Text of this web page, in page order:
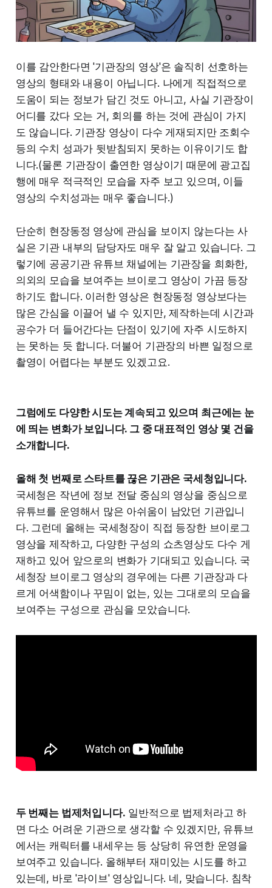
이를 감안한다면 '기관장의 영상'은 솔직히 선호하는
영상의 형태와 내용이 아닙니다. 나에게 직접적으로
도움이 되는 정보가 담긴 것도 아니고, 사실 기관장이
어디를 갔다 오는 거, 회의를 하는 것에 관심이 가지
도 않습니다. 기관장 영상이 다수 게재되지만 조회수
등의 수치 성과가 뒷받침되지 못하는 이유이기도 합
니다.(물론 기관장이 출연한 영상이기 때문에 광고집
행에 매우 적극적인 모습을 자주 보고 있으며, 이들
영상의 수치성과는 매우 좋습니다.)
단순히 현장동정 영상에 관심을 보이지 않는다는 사
실은 기관 내부의 담당자도 매우 잘 알고 있습니다. 그
렇기에 공공기관 유튜브 채널에는 기관장을 희화한,
의외의 모습을 보여주는 브이로그 영상이 가끔 등장
하기도 합니다. 이러한 영상은 현장동정 영상보다는
많은 간심을 이끌어 낼 수 있지만, 제작하는데 시간과
공수가 더 들어간다는 단점이 있기에 자주 시도하지
는 못하는 듯 합니다. 더불어 기관장의 바쁜 일정으로
촬영이 어렵다는 부분도 있겠고요.
그럼에도 다양한 시도는 계속되고 있으며 최근에는 눈
에 띄는 변화가 보입니다. 그 중 대표적인 영상 몇 건을
소개합니다.
올해 첫 번째로 스타트를 끊은 기관은 국세청입니다.
국세청은 작년에 정보 전달 중심의 영상을 중심으로
유튜브를 운영해서 많은 아쉬움이 남았던 기관입니
다. 그런데 올해는 국세청장이 직접 등장한 브이로그
영상을 제작하고, 다양한 구성의 쇼츠영상도 다수 게
재하고 있어 앞으로의 변화가 기대되고 있습니다. 국
세청장 브이로그 영상의 경우에는 다른 기관장과 다
르게 어색함이나 꾸밈이 없는, 있는 그대로의 모습을
보여주는 구성으로 관심을 모았습니다.
두 번째는 법제처입니다. 일반적으로 법제처라고 하
면 다소 어려운 기관으로 생각할 수 있겠지만, 유튜브
에서는 캐릭터를 내세우는 등 상당히 유연한 운영을
보여주고 있습니다. 올해부터 재미있는 시도를 하고
있는데, 바로 '라이브' 영상입니다. 네, 맞습니다. 침착